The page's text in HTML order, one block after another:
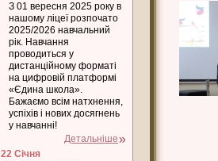
З 01 вересня 2025 року в
нашому ліцеї розпочато
2025/2026 навчальний
рік. Навчання
проводиться у
дистанційному форматі
на цифровій платформі
«Єдина школа».
Бажаємо всім натхнення,
успіхів і нових досягнень
у навчанні!
Детальніше
22 Січня